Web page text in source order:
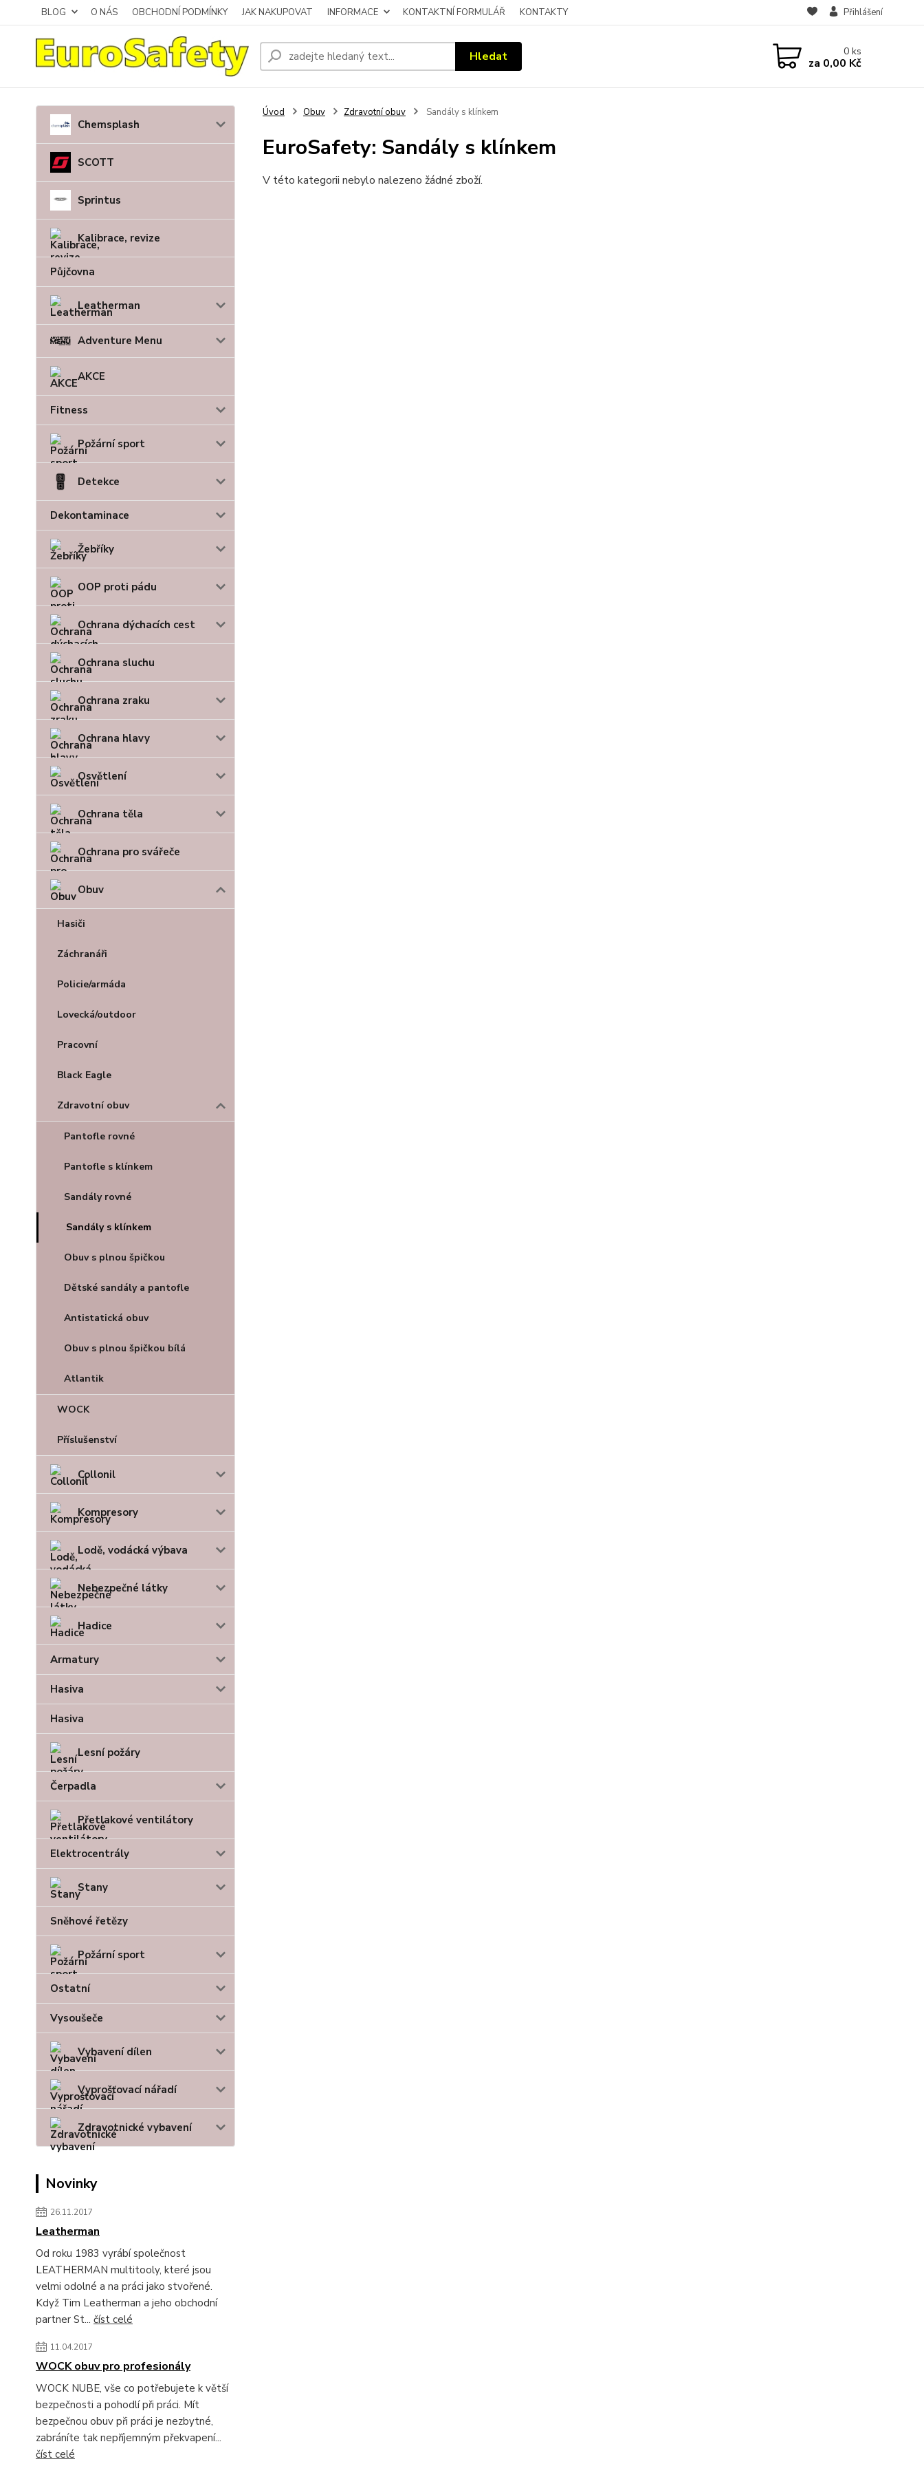
BLOG O NÁS OBCHODNÍ PODMÍNKY JAK NAKUPOVAT INFORMACE KONTAKTNÍ FORMULÁŘ KONTAKTY Přihlášení
Hledat 0ks
za 0,00 Kč
Chemsplash
SCOTT
Sprintus
Kalibrace, revize
Půjčovna
Leatherman
Adventure Menu
AKCE
Fitness
Požární sport
Detekce
Dekontaminace
Žebříky
OOP proti pádu
Ochrana dýchacích cest
Ochrana sluchu
Ochrana zraku
Ochrana hlavy
Osvětlení
Ochrana těla
Ochrana pro svářeče
Obuv
Hasiči
Záchranáři
Policie/armáda
Lovecká/outdoor
Pracovní
Black Eagle
Zdravotní obuv
Pantofle rovné
Pantofle s klínkem
Sandály rovné
Sandály s klínkem
Obuv s plnou špičkou
Dětské sandály a pantofle
Antistatická obuv
Obuv s plnou špičkou bílá
Atlantik
WOCK
Příslušenství
Collonil
Kompresory
Lodě, vodácká výbava
Nebezpečné látky
Hadice
Armatury
Hasiva
Hasiva
Lesní požáry
Čerpadla
Přetlakové ventilátory
Elektrocentrály
Stany
Sněhové řetězy
Požární sport
Ostatní
Vysoušeče
Vybavení dílen
Vyprošťovací nářadí
Zdravotnické vybavení
Novinky
26.11.2017
Leatherman
Od roku 1983 vyrábí společnost
LEATHERMAN multitooly, které jsou
velmi odolné a na práci jako stvořené.
Když Tim Leatherman a jeho obchodní
partner St... číst celé
11.04.2017
WOCK obuv pro profesionály
WOCK NUBE, vše co potřebujete k větší
bezpečnosti a pohodlí při práci. Mít
bezpečnou obuv při práci je nezbytné,
zabráníte tak nepříjemným překvapení...
číst celé
Úvod Obuv Zdravotní obuv Sandály s klínkem
EuroSafety: Sandály s klínkem
V této kategorii nebylo nalezeno žádné zboží.